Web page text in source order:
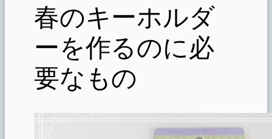
春のキーホルダ
ーを作るのに必
要なもの